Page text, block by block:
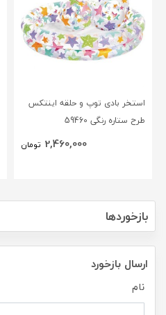
استخر بادی توپ و حلقه اینتکس
طرح ستاره رنگی 59460
2,460,000 تومان
بازخوردها
ارسال بازخورد
نام